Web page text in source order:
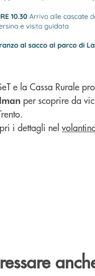
e la Cassa Rurale
per scoprire da
i dettagli nel